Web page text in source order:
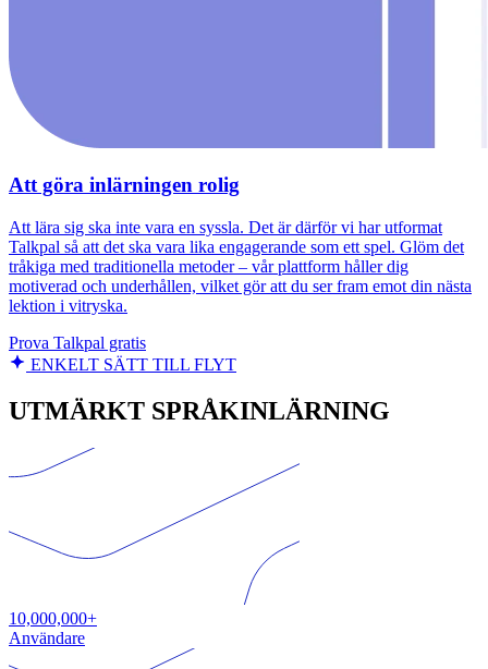
Att göra inlärningen rolig
Att lära sig ska inte vara en syssla. Det är därför vi har utformat
Talkpal så att det ska vara lika engagerande som ett spel. Glöm det
tråkiga med traditionella metoder – vår plattform håller dig
motiverad och underhållen, vilket gör att du ser fram emot din nästa
lektion i vitryska.
Prova Talkpal gratis
ENKELT SÄTT TILL FLYT
UTMÄRKT SPRÅKINLÄRNING
10,000,000+
Användare